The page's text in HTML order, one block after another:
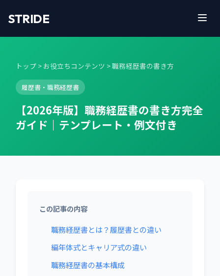
STRIDE
トップ > お役立ちコンテンツ > 職務経歴書の書き方
履歴書・職務経歴書
【2026年版】職務経歴書の書き方完全
ガイド｜テンプレート・例文付き
この記事の内容
職務経歴書とは？履歴書との違い
編年体式とキャリア式の違い
職務経歴書の基本構成